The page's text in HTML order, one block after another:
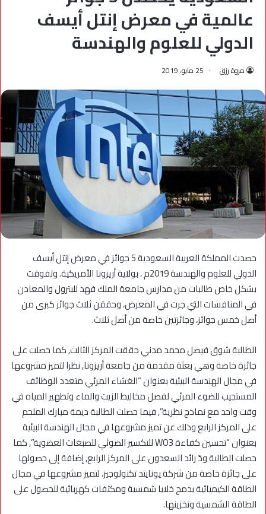
عالمية في معرض إنتل أيسف
الدولي للعلوم والهندسة
مروة رزق 25 مايو، 2019
حصدت المملكة العربية السعودية 5 جوائز في معرض إنتل أيسف
الدولي للعلوم والهندسة 2019م ، بولاية أريزونا الأمريكية. وتفوقت
بشكل خاص طالبات من مدارس جامعة الملك فهد للبترول والمعادن
في المنافسات التي جرت في المعرض، وحققن ثلاث جوائز كبرى من
أصل خمس جوائز، وجائزتين خاصة من أصل ثلاث.
الطالبة شوق فيصل محمد مدني حققت المركز الثالث, كما حصلت على
جائزة خاصة وهي بعثة مقدمة من جامعة أريزونا, نظرا لتميز مشروعها
في مجال الهندسة البيئية بعنوان “الغشاء المرئي متعدد الوظائف
المستجيب للضوء المرئي لفصل مخاليط الزيت والماء وتطهير المياه في
وقت واحد مع نماذج نظرية”, فيما حصلت الطالبة ديمة مبارك الملحم
على المركز الرابع وذلك عن تميز مشروعها في مجال الهندسة البيئية
بعنوان “تحسين كفاءة WO3 للتكسير الضوئي للصبغات العضوية”, كما
حصلت الطالبة ودّ رائد السعدون على المركز الرابع, إضافة إلى حصولها
على جائزة خاصة من شركة يونايتد تكنولوجيز، لتميز مشروعها في مجال
الطاقة الكيميائية بدمج خلايا شمسية ومكثفات كهربائية للحصول على
الطاقة الشمسية وتخزينها.